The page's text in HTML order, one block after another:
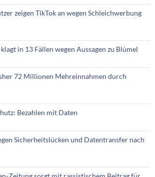
zeigen TikTok an wegen Schleichwerbung
in 13 Fällen wegen Aussagen zu Blümel
72 Millionen Mehreinnahmen durch
Bezahlen mit Daten
Sicherheitslücken und Datentransfer nach